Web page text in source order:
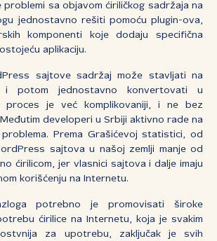
problemi sa objavom ćiriličkog sadržaja na
jednostavno rešiti pomoću plugin-ova,
komponenti koje dodaju specifična
aplikaciju.
sajtove sadržaj može stavljati na
i potom jednostavno konvertovati u
proces je već komplikovaniji, i ne bez
developeri u Srbiji aktivno rade na
Prema Grašićevoj statistici, od
sajtova u našoj zemlji manje od
ćirilicom, jer vlasnici sajtova i dalje imaju
korišćenju na Internetu.
potrebno je promovisati široke
ćirilice na Internetu, koja je svakim
za upotrebu, zaključak je svih